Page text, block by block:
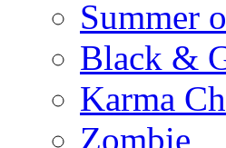
Summer
Black &
Karma
Zombie